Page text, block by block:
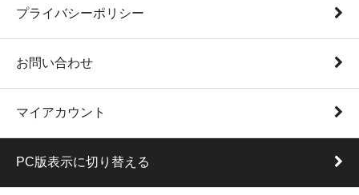
プライバシーポリシー
お問い合わせ
マイアカウント
PC版表示に切り替える